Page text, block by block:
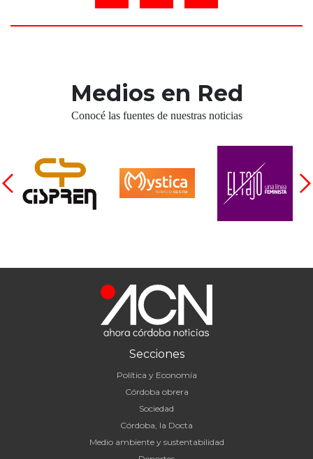
Medios en Red
Conocé las fuentes de nuestras noticias
Secciones
Política y Economía
Córdoba obrera
Sociedad
Córdoba, la Docta
Medio ambiente y sustentabilidad